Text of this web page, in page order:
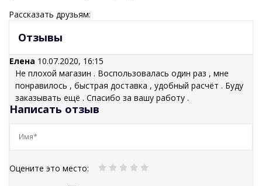
Рассказать друзьям:
Отзывы
Елена 10.07.2020, 16:15
Не плохой магазин . Воспользовалась один раз , мне
понравилось , быстрая доставка , удобный расчёт . Буду
заказывать ещё . Спасибо за вашу работу .
Написать отзыв
Оцените это место: